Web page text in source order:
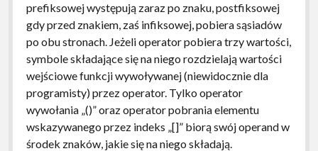
prefiksowej występują zaraz po znaku, postfiksowej
gdy przed znakiem, zaś infiksowej, pobiera sąsiadów
po obu stronach. Jeżeli operator pobiera trzy wartości,
symbole składające się na niego rozdzielają wartości
wejściowe funkcji wywoływanej (niewidocznie dla
programisty) przez operator. Tylko operator
wywołania „()” oraz operator pobrania elementu
wskazywanego przez indeks „[]” biorą swój operand w
środek znaków, jakie się na niego składają.